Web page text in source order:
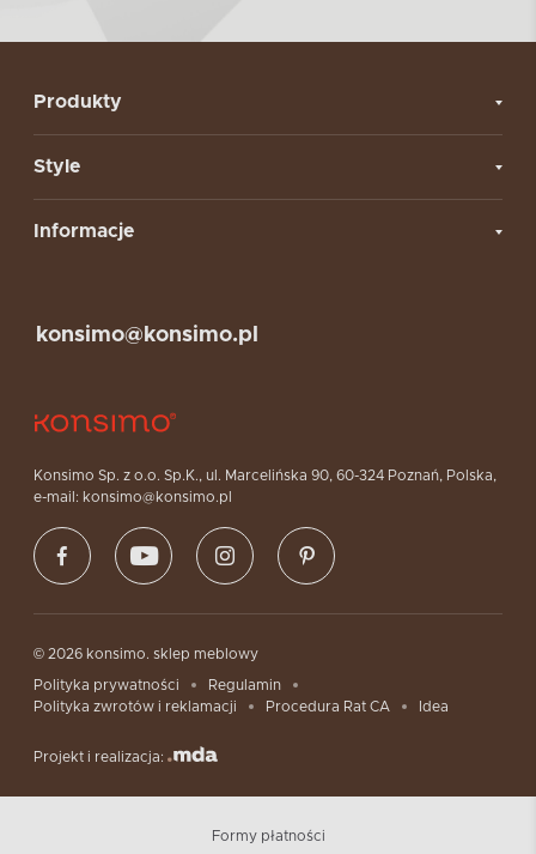
Produkty
Style
Informacje
Konsimo Sp. z o.o. Sp.K., ul. Marcelińska 90, 60-324 Poznań, Polska,
e-mail: konsimo@konsimo.pl
konsimo@konsimo.pl
© 2026 konsimo. sklep meblowy
Polityka prywatności
Regulamin
Polityka zwrotów i reklamacji
Procedura Rat CA Idea
Projekt i realizacja:
Formy płatności